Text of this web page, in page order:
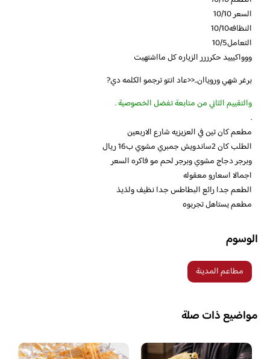
السعر 10/10
النظافه10/10
التعامل10/5
ووواكيييد حكرررر الزياره كل مااشتهيت
برغر شهي وروياان..<<عاد انتو ترجمو الكلمه دي?
والتقييم الثاني من متابعة تفضل الخصوصية .
.
مطعم كان تين في العزيزيه شارع الاربعين
الطلب كان 2ساندويش جمبري مشوي ب16 ريال
وبرجر دجاج مشوي وبرجر لحم مو فاكره السعر
اجمالا اسعارو معقوله
الطعم جدا رائع البطاطس جدا نظيف ولذيذ
مطعم يستاهل تجربوه
الوسوم
مطاعم المدينة
مواضيع ذات صلة